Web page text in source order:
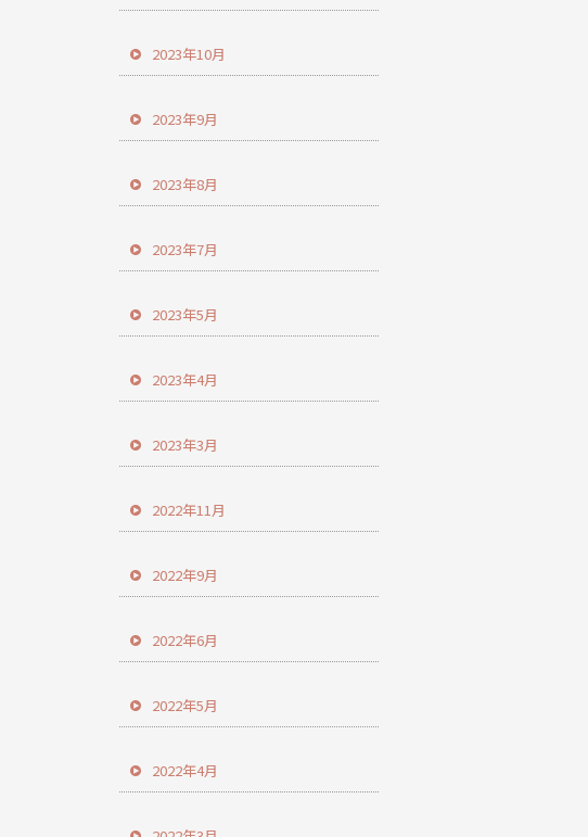
2023年10月
2023年9月
2023年8月
2023年7月
2023年5月
2023年4月
2023年3月
2022年11月
2022年9月
2022年6月
2022年5月
2022年4月